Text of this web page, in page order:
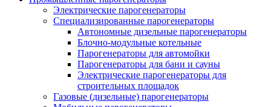
Электрические парогенераторы
Специализированные парогенераторы
Автономные дизельные парогенераторы
Блочно-модульные котельные
Парогенераторы для автомойки
Парогенераторы для бани и сауны
Электрические парогенераторы для
строительных площадок
Газовые (дизельные) парогенераторы